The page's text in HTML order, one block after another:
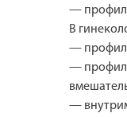
—
В
—
—
—